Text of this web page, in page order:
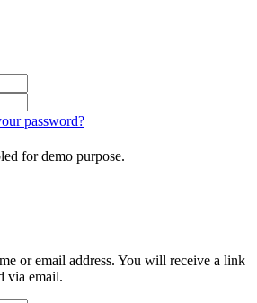
password?
for demo purpose.
or email address. You will receive a link
via email.